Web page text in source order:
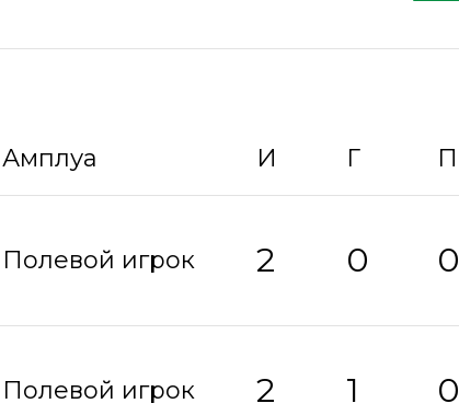
Амплуа И Г П
Полевой игрок 2 0 0
Полевой игрок 2 1 0